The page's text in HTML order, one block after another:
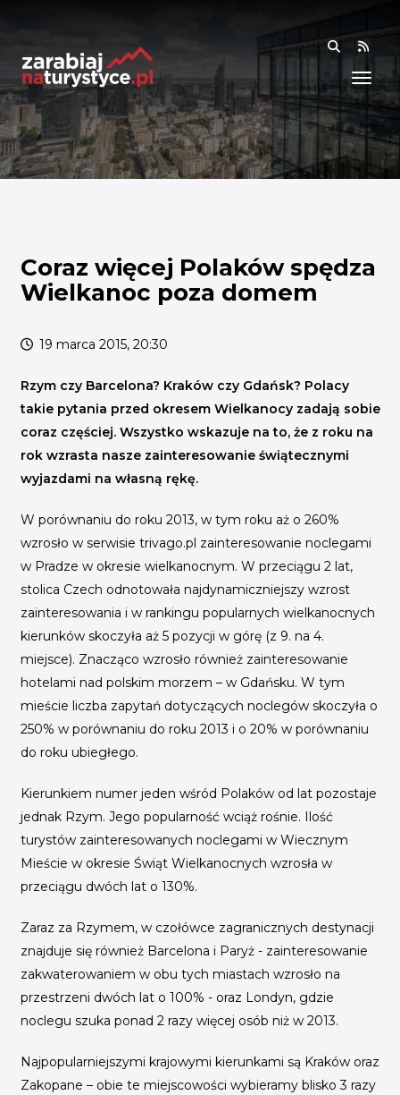
RSS
WIEDZA
ANALIZY I RAPORTY
BADANIA I DANE
AKADEMIA
SPOŁECZNOŚĆ
FINANSE I WSPARCIE
INICJATYWY BRANŻOWE
WYDARZENIA
KONFERENCJE I EVENTY
KONKURSY I NABORY
KALENDARZ WYDARZEŃ
HISTORIA SUKCESU
CASE STUDIES
KAMPANIA Z WYNIKAMI
Coraz więcej Polaków spędza
Wielkanoc poza domem
19 marca 2015, 20:30
Rzym czy Barcelona? Kraków czy Gdańsk? Polacy
takie pytania przed okresem Wielkanocy zadają sobie
coraz częściej. Wszystko wskazuje na to, że z roku na
rok wzrasta nasze zainteresowanie świątecznymi
wyjazdami na własną rękę.
W porównaniu do roku 2013, w tym roku aż o 260%
wzrosło w serwisie trivago.pl zainteresowanie noclegami
w Pradze w okresie wielkanocnym. W przeciągu 2 lat,
stolica Czech odnotowała najdynamiczniejszy wzrost
zainteresowania i w rankingu popularnych wielkanocnych
kierunków skoczyła aż 5 pozycji w górę (z 9. na 4.
miejsce). Znacząco wzrosło również zainteresowanie
hotelami nad polskim morzem – w Gdańsku. W tym
mieście liczba zapytań dotyczących noclegów skoczyła o
250% w porównaniu do roku 2013 i o 20% w porównaniu
do roku ubiegłego.
Kierunkiem numer jeden wśród Polaków od lat pozostaje
jednak Rzym. Jego popularność wciąż rośnie. Ilość
turystów zainteresowanych noclegami w Wiecznym
Mieście w okresie Świąt Wielkanocnych wzrosła w
przeciągu dwóch lat o 130%.
Zaraz za Rzymem, w czołówce zagranicznych destynacji
znajduje się również Barcelona i Paryż - zainteresowanie
zakwaterowaniem w obu tych miastach wzrosło na
przestrzeni dwóch lat o 100% - oraz Londyn, gdzie
noclegu szuka ponad 2 razy więcej osób niż w 2013.
Najpopularniejszymi krajowymi kierunkami są Kraków oraz
Zakopane – obie te miejscowości wybieramy blisko 3 razy